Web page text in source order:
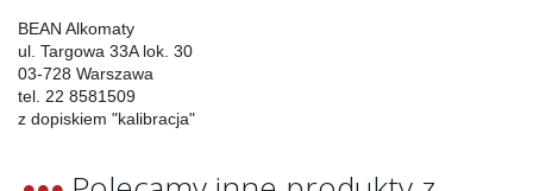
BEAN Alkomaty
ul. Targowa 33A lok. 30
03-728 Warszawa
tel. 22 8581509
z dopiskiem "kalibracja"